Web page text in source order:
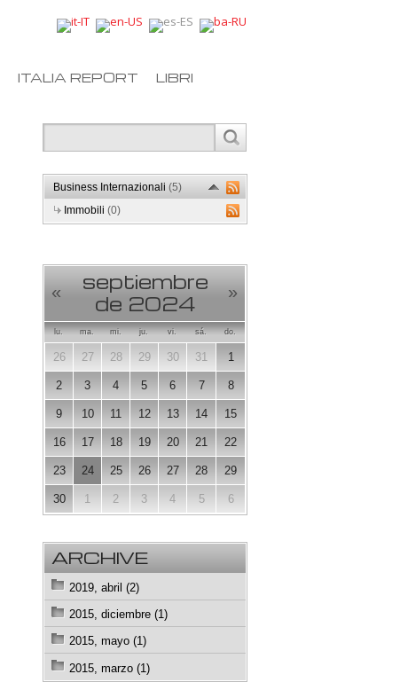
ITALIA REPORT LIBRI
Business Internazionali(5)
Immobili(0)
«
septiembre
de 2024
»
lu. ma. mi. ju. vi. sá. do.
26 27 28 29 30 31 1
2 3 4 5 6 7 8
9 10 11 12 13 14 15
16 17 18 19 20 21 22
23 24 25 26 27 28 29
30 1 2 3 4 5 6
ARCHIVE
2019, abril (2)
2015, diciembre (1)
2015, mayo (1)
2015, marzo (1)